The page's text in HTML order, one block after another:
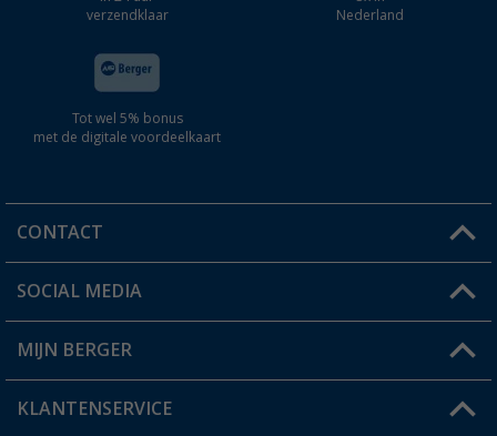
verzendklaar
Nederland
Tot wel 5% bonus
met de digitale voordeelkaart
CONTACT
Een vraag?
Winkel vinden
SOCIAL MEDIA
MIJN BERGER
Mijn account
KLANTENSERVICE